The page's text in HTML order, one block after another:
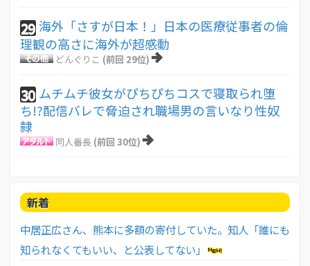
29 海外「さすが日本！」日本の医療従事者の倫
理観の高さに海外が超感動
どんぐりこ (前回 29位)
30 ムチムチ彼女がぴちぴちコスで寝取られ堕
ち!?配信バレで脅迫され職場男の言いなり性奴
隷
同人番長 (前回 30位)
新着
中居正広さん、熊本に多額の寄付していた。知人「誰にも
知られなくてもいい、と公表してない」